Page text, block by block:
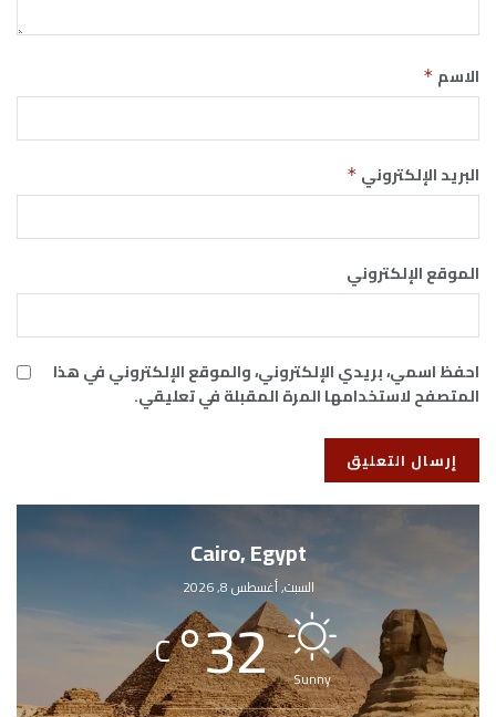
الاسم *
البريد الإلكتروني *
الموقع الإلكتروني
احفظ اسمي، بريدي الإلكتروني، والموقع الإلكتروني في هذا
المتصفح لاستخدامها المرة المقبلة في تعليقي.
Cairo, Egypt
السبت, أغسطس 8, 2026
Sunny
32
°
C